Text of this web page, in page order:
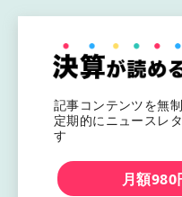
記事コンテンツを無
定期的にニュースレ
す
月額980